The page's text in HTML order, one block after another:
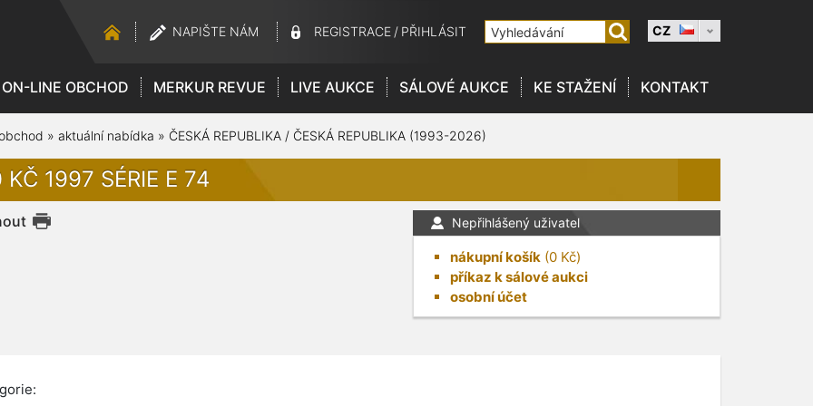
NAPIŠTE NÁM REGISTRACE / PŘIHLÁSIT CZ
ON-LINE OBCHOD MERKUR REVUE LIVE AUKCE SÁLOVÉ AUKCE KE STAŽENÍ KONTAKT
» aktuální nabídka » ČESKÁ REPUBLIKA / ČESKÁ REPUBLIKA (1993-2026)
KČ 1997 SÉRIE E 74
Nepřihlášený uživatel
nákupní košík (0 Kč)
příkaz k sálové aukci
osobní účet